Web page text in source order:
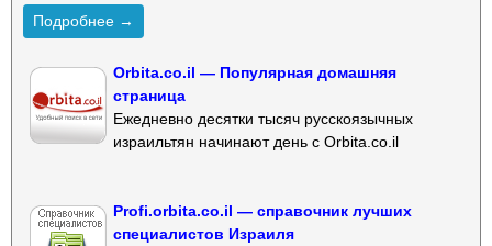
Подробнее →
Orbita.co.il — Популярная домашняя
страница
Ежедневно десятки тысяч русскоязычных
израильтян начинают день с Orbita.co.il
Profi.orbita.co.il — справочник лучших
специалистов Израиля